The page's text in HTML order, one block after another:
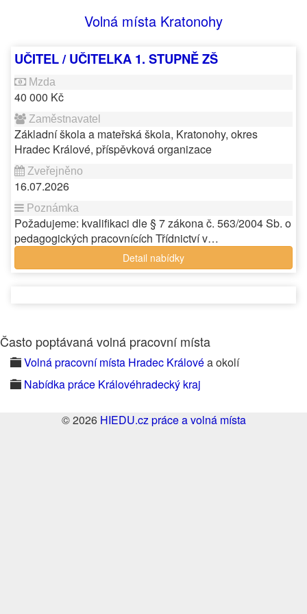
Volná místa Kratonohy
UČITEL / UČITELKA 1. STUPNĚ ZŠ
40 000 Kč
Základní škola a mateřská škola, Kratonohy, okres
Hradec Králové, příspěvková organizace
16.07.2026
Požadujeme: kvalifikaci dle § 7 zákona č. 563/2004 Sb. o
pedagogických pracovnících Třídnictví v…
Detail nabídky
Často poptávaná volná pracovní místa
Volná pracovní místa Hradec Královéa okolí
Nabídka práce Královéhradecký kraj
© 2026 HIEDU.cz práce a volná místa